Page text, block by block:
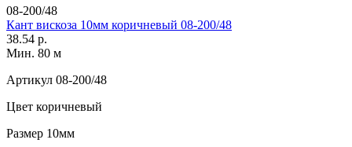
08-200/48
Кант вискоза 10мм коричневый 08-200/48
38.54 р.
Мин. 80 м
Артикул 08-200/48
Цвет коричневый
Размер 10мм